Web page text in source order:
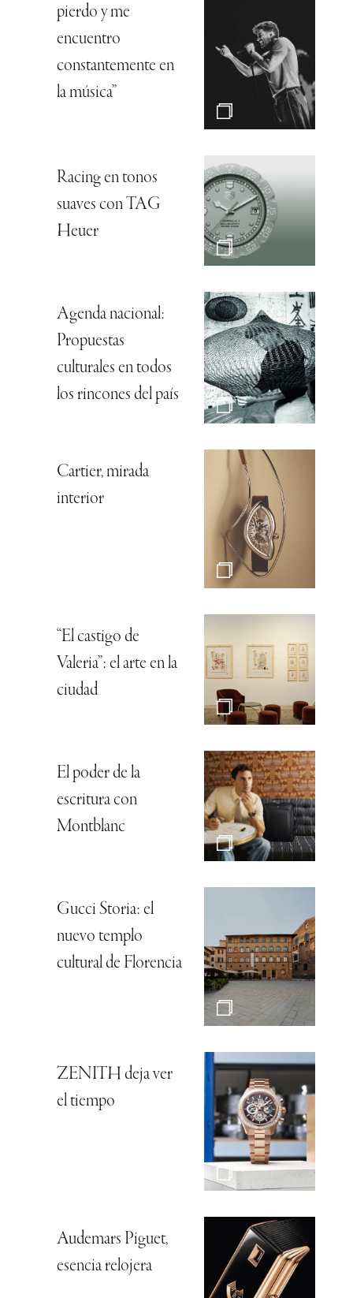
pierdo y me
encuentro
constantemente en
la música”
Racing en tonos
suaves con TAG
Heuer
Agenda nacional:
Propuestas
culturales en todos
los rincones del país
Cartier, mirada
interior
“El castigo de
Valeria”: el arte en la
ciudad
El poder de la
escritura con
Montblanc
Gucci Storia: el
nuevo templo
cultural de Florencia
ZENITH deja ver
el tiempo
Audemars Piguet,
esencia relojera